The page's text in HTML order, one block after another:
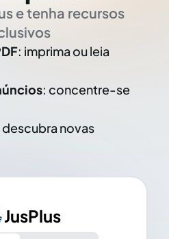
e tenha recursos
: imprima ou leia
: concentre-se
descubra novas
JusPlus